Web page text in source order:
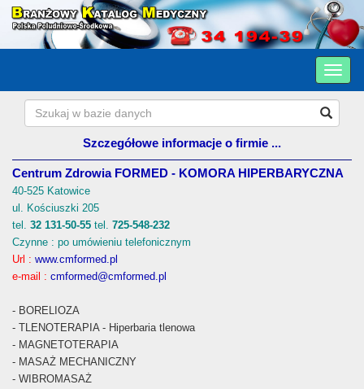
Szczegółowe informacje o firmie ...
Centrum Zdrowia FORMED - KOMORA HIPERBARYCZNA
40-525 Katowice
ul. Kościuszki 205
tel. 32 131-50-55 tel. 725-548-232
Czynne : po umówieniu telefonicznym
Url : www.cmformed.pl
e-mail : cmformed@cmformed.pl
- BORELIOZA
- TLENOTERAPIA - Hiperbaria tlenowa
- MAGNETOTERAPIA
- MASAŻ MECHANICZNY
- WIBROMASAŻ